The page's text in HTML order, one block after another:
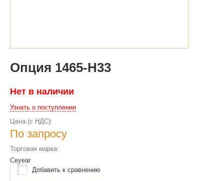
Опция 1465-H33
Нет в наличии
Узнать о поступлении
Цена (с НДС):
По запросу
Торговая марка:
Ceyear
Добавить к сравнению